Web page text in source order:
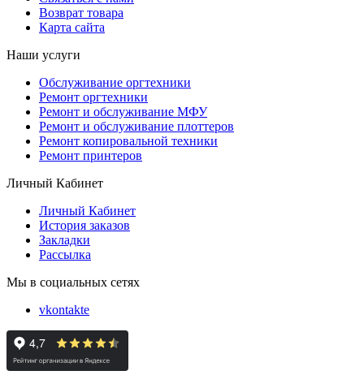
Возврат товара
Карта сайта
Наши услуги
Обслуживание оргтехники
Ремонт оргтехники
Ремонт и обслуживание МФУ
Ремонт и обслуживание плоттеров
Ремонт копировальной техники
Ремонт принтеров
Личный Кабинет
Личный Кабинет
История заказов
Закладки
Рассылка
Мы в социальных сетях
vkontakte